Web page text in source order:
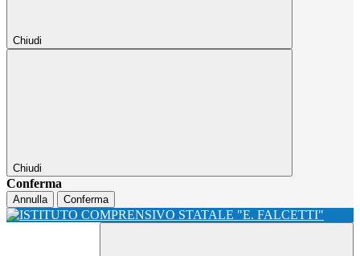
Chiudi
Chiudi
Conferma
Annulla Conferma